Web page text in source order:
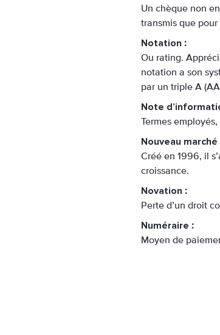
Un chèque non
transmis que
Notation :
Ou rating.
notation a son
par un triple A
Note
Termes
Nouveau marché
Créé en 1996, il
croissance.
Novation :
Perte d’un droit
Numéraire :
Moyen de